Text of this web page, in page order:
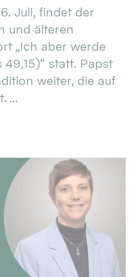
Juli, findet der
und älteren
„Ich aber werde
statt. Papst
weiter, die auf
...